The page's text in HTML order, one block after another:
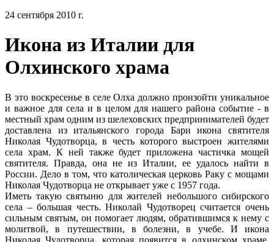
24 сентября 2010 г.
Икона из Италии для
Олхинского храма
В это воскресенье в селе Олха должно произойти уникальное
и важное для села и в целом для нашего района событие - в
местный храм одним из шелеховских предпринимателей будет
доставлена из итальянского города Бари икона святителя
Николая Чудотворца, в честь которого выстроен жителями
села храм. К ней также будет приложена частичка мощей
святителя. Правда, она не из Италии, ее удалось найти в
России. Дело в том, что католическая церковь Раку с мощами
Николая Чудотворца не открывает уже с 1957 года.
Иметь такую святыню для жителей небольшого сибирского
села – большая честь. Николай Чудотворец считается очень
сильным святым, он помогает людям, обратившимся к нему с
молитвой, в путешествии, в болезни, в учебе. И икона
Николая Чудотворца, которая появится в олхинском храме,